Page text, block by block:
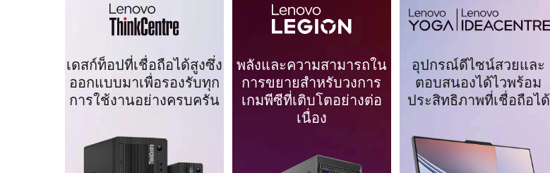
เดสก์ท็อปที่เชื่อถือได้สูงซึ่ง
ออกแบบมาเพื่อรองรับทุก
การใช้งานอย่างครบครัน
พลังและความสามารถใน
การขยายสำหรับวงการ
เกมพีซีที่เติบโตอย่างต่อ
เนื่อง
อุปกรณ์ดีไซน์สวยและ
ตอบสนองได้ไวพร้อม
ประสิทธิภาพที่เชื่อถือได้